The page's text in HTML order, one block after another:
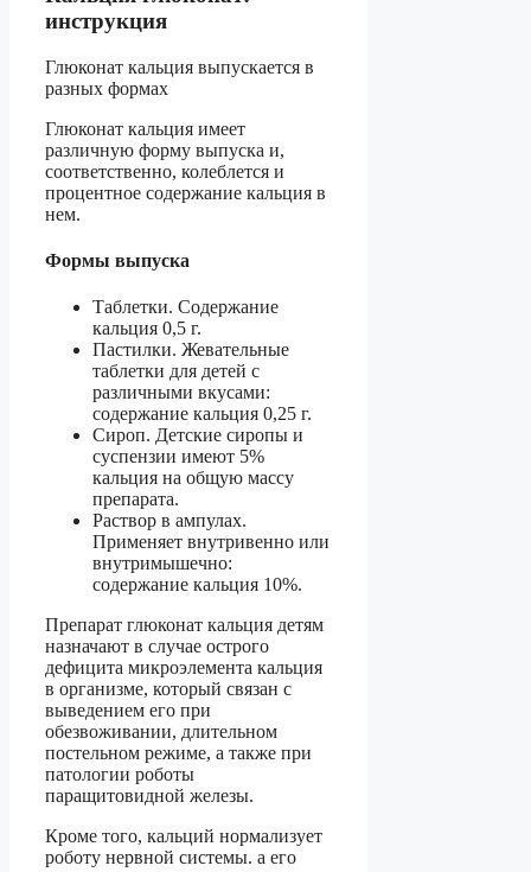
инструкция
Глюконат кальция выпускается в
разных формах
Глюконат кальция имеет
различную форму выпуска и,
соответственно, колеблется и
процентное содержание кальция в
нем.
Формы выпуска
Таблетки. Содержание
кальция 0,5 г.
Пастилки. Жевательные
таблетки для детей с
различными вкусами:
содержание кальция 0,25 г.
Сироп. Детские сиропы и
суспензии имеют 5%
кальция на общую массу
препарата.
Раствор в ампулах.
Применяет внутривенно или
внутримышечно:
содержание кальция 10%.
Препарат глюконат кальция детям
назначают в случае острого
дефицита микроэлемента кальция
в организме, который связан с
выведением его при
обезвоживании, длительном
постельном режиме, а также при
патологии роботы
паращитовидной железы.
Кроме того, кальций нормализует
роботу нервной системы. а его